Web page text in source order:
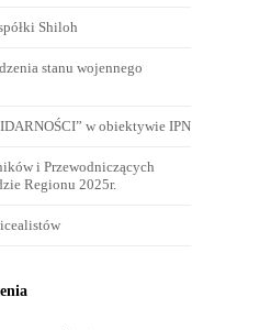
Shiloh
stanu wojennego
w obiektywie IPN
i Przewodniczących
Regionu 2025r.